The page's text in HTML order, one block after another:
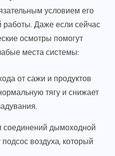
условием его
Даже если сейчас
осмотры помогут
места системы:
от сажи и продуктов
тягу и снижает
соединений дымоходной
воздуха, который